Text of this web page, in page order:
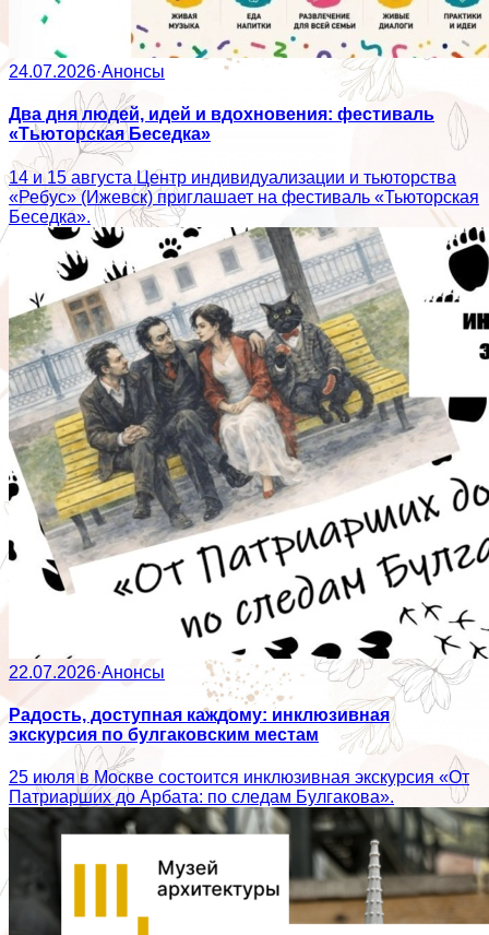
24.07.2026·Анонсы
Два дня людей, идей и вдохновения: фестиваль
«Тьюторская Беседка»
14 и 15 августа Центр индивидуализации и тьюторства
«Ребус» (Ижевск) приглашает на фестиваль «Тьюторская
Беседка».
22.07.2026·Анонсы
Радость, доступная каждому: инклюзивная
экскурсия по булгаковским местам
25 июля в Москве состоится инклюзивная экскурсия «От
Патриарших до Арбата: по следам Булгакова».